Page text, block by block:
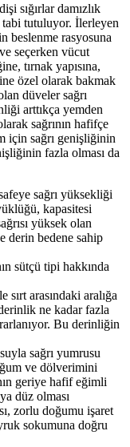
sığırlar damızlık
tabi tutuluyor. İlerleyen
beslenme rasyosuna
seçerken vücut
tırnak yapısına,
özel olarak bakmak
düveler sağrı
arttıkça yemden
sağrının hafifçe
için sağrı genişliğinin
fazla olması da
sağrı yüksekliği
kapasitesi
yüksek olan
derin bedene sahip
sütçü tipi hakkında
arasındaki aralığa
ne kadar fazla
Bu derinliğin
sağrı yumrusu
ve dölverimini
geriye hafif eğimli
düz olması
zorlu doğumu işaret
sokumuna doğru